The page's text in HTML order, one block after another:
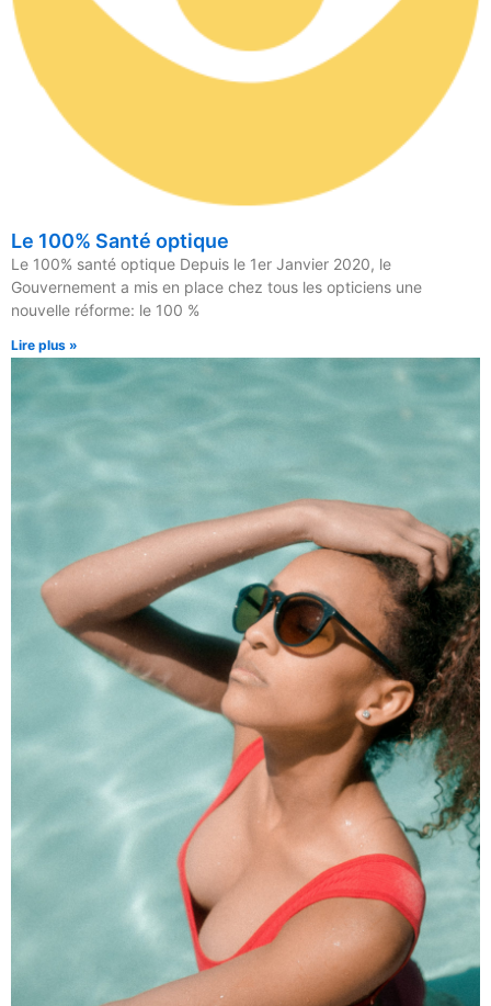
Le 100% Santé optique
Le 100% santé optique Depuis le 1er Janvier 2020, le
Gouvernement a mis en place chez tous les opticiens une
nouvelle réforme: le 100 %
Lire plus »